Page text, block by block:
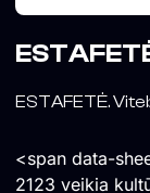
ESTAFETĖ.
<span data-
2123 veikia